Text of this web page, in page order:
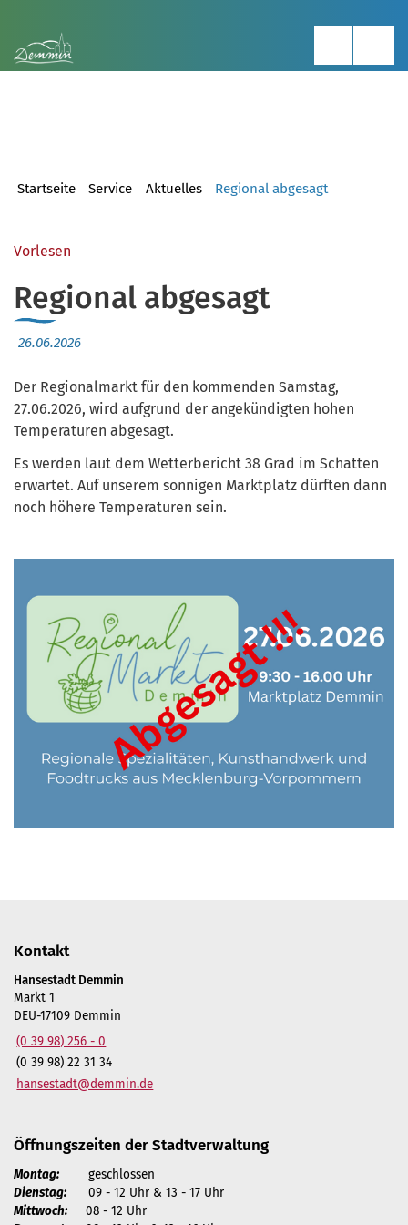
Startseite Service Aktuelles Regional abgesagt
Vorlesen
Regional abgesagt
26.06.2026
Der Regionalmarkt für den kommenden Samstag,
27.06.2026, wird aufgrund der angekündigten hohen
Temperaturen abgesagt.
Es werden laut dem Wetterbericht 38 Grad im Schatten
erwartet. Auf unserem sonnigen Marktplatz dürften dann
noch höhere Temperaturen sein.
Kontakt
Hansestadt Demmin
Markt 1
DEU-17109 Demmin
(0 39 98) 256 - 0
(0 39 98) 22 31 34
hansestadt@demmin.de
Öffnungszeiten der Stadtverwaltung
Montag: geschlossen
Dienstag: 09 - 12 Uhr & 13 - 17 Uhr
Mittwoch: 08 - 12 Uhr